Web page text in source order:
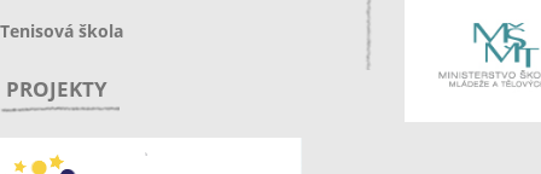
Tenisová škola
PROJEKTY